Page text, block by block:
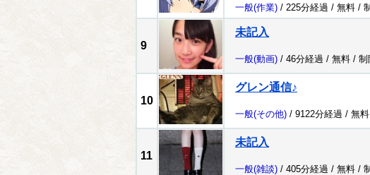
一般(作業) / 225分経過 / 無料 /
9
未記入
一般(動画) / 46分経過 / 無料 / 制
10
グレン通信♪
一般(その他) / 9122分経過 / 無料
11
未記入
一般(雑談) / 405分経過 / 無料 /